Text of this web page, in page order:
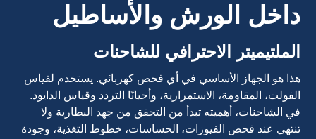
داخل الورش والأساطيل
الملتيميتر الاحترافي للشاحنات
هذا هو الجهاز الأساسي في أي فحص كهربائي. يستخدم لقياس
الفولت، المقاومة، الاستمرارية، وأحيانًا التردد وقياس الدايود.
في الشاحنات، أهميته تبدأ من التحقق من جهد البطارية ولا
تنتهي عند فحص الفيوزات، الحساسات، خطوط التغذية، وجودة